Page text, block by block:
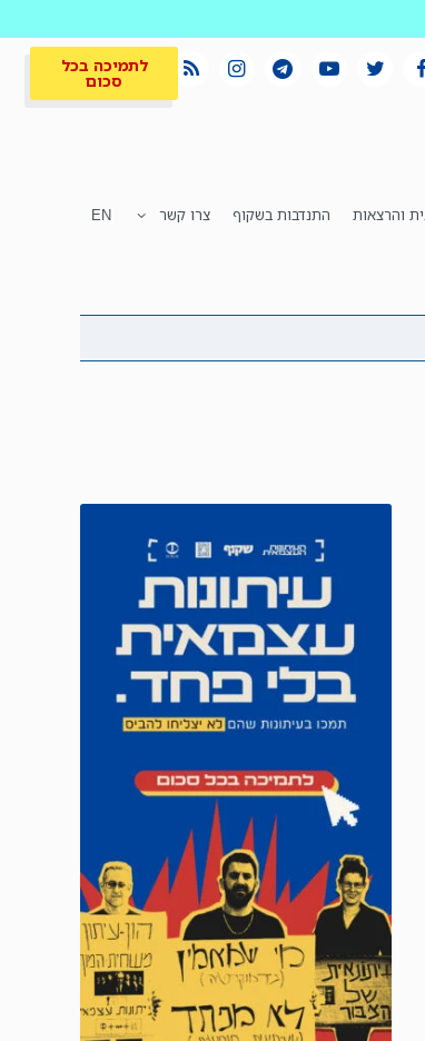
לתמיכה בכל
סכום
והרצאות התנדבות בשקוף צרו קשר EN
הכי חם לתמיכה בכל